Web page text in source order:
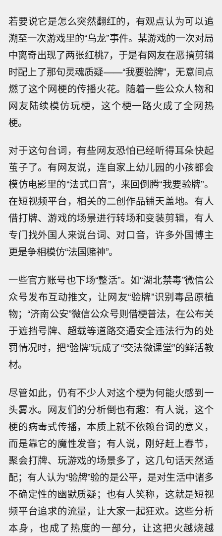
若要说它是怎么突然翻红的，有观点认为可以追
溯至一次游戏里的“乌龙”事件。某游戏的一次对局
中离奇出现了两张红桃7，于是有网友在恶搞剪辑
时配上了那句灵魂质疑——“我要验牌”，无意间点
燃了这个网梗的传播火花。随着一些公众人物和
网友陆续模仿玩梗，这个梗一路火成了全网热
梗。
对于这句台词，有些网友恐怕已经听得耳朵快起
茧子了。有网友说，连自家上幼儿园的小孩都会
模仿电影里的“法式口音”，来回倒腾“我要验牌”。
在短视频平台，相关的二创作品铺天盖地。有人
借打牌、游戏的场景进行转场和变装剪辑，有人
专门找外国人来说台词、对口音，许多外国博主
更是争相模仿“法国赌神”。
一些官方账号也下场“整活”。如“湖北禁毒”微信公
众号发布互动推文，让网友“验牌”识别毒品原植
物；“济南公安”微信公众号则借梗普法，在公布关
于遮挡号牌、超载等道路交通安全违法行为的处
罚情况时，把“验牌”玩成了“交法微课堂”的鲜活教
材。
尽管如此，仍有不少人对这个梗为何能火感到一
头雾水。网友们的分析倒也有趣：有人说，这个
梗的病毒式传播，本质上就不依赖台词的意义，
而是靠它的魔性发音；有人说，刚好赶上春节，
聚会打牌、玩游戏的场景多了，这几句话天然适
配；有人认为“验牌”验的是公平，是对生活中诸多
不确定性的幽默质疑；也有人笑称，这就是短视
频平台追求的流量，让大家一起狂欢。这些分析
本身，也成了热度的一部分，让这把火越烧越